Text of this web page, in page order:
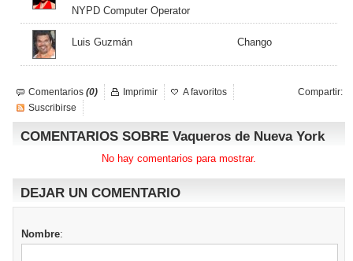
NYPD Computer Operator
Luis Guzmán Chango
Comentarios (0) Compartir:
Imprimir
A favoritos
Suscribirse
COMENTARIOS SOBRE Vaqueros de Nueva York
No hay comentarios para mostrar.
DEJAR UN COMENTARIO
Nombre: